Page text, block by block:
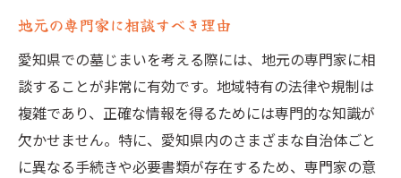
供養方法に応じた新しい供養場所の選定
愛知県特有の墓じまい規制を乗り越えるための
知識
地域規制に関する最新情報の把握
愛知県の特異な墓じまいルールへの対応
地元の専門家に相談すべき理由
愛知県での墓じまいを考える際には、地元の専門家に相
談することが非常に有効です。地域特有の法律や規制は
複雑であり、正確な情報を得るためには専門的な知識が
欠かせません。特に、愛知県内のさまざまな自治体ごと
に異なる手続きや必要書類が存在するため、専門家の意